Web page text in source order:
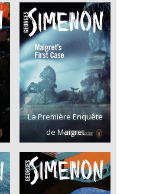
La Première Enquête
de Maigret